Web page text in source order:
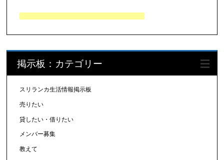
掲示板：カテゴリー
スリランカ生活情報掲示板
売りたい
貸したい・借りたい
メンバー募集
教えて